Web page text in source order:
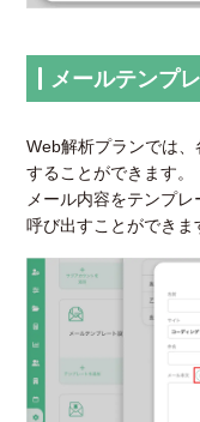
メールテンプ
Web解析プランでは
することができます。
メール内容をテンプ
呼び出すことができま